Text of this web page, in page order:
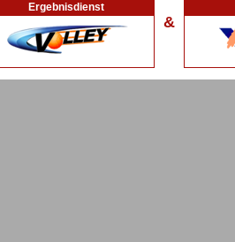
Ergebnisdienst
&